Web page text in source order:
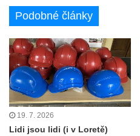
Podobné články
19. 7. 2026
Lidi jsou lidi (i v Loretě)